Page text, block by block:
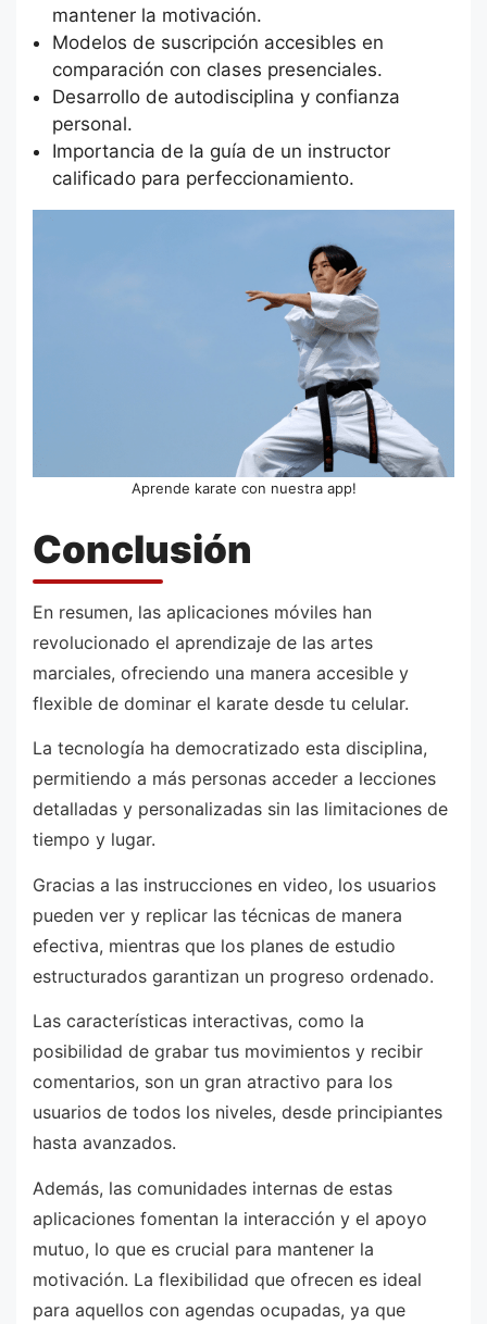
mantener la motivación.
Modelos de suscripción accesibles en
comparación con clases presenciales.
Desarrollo de autodisciplina y confianza
personal.
Importancia de la guía de un instructor
calificado para perfeccionamiento.
Aprende karate con nuestra app!
Conclusión
En resumen, las aplicaciones móviles han
revolucionado el aprendizaje de las artes
marciales, ofreciendo una manera accesible y
flexible de dominar el karate desde tu celular.
La tecnología ha democratizado esta disciplina,
permitiendo a más personas acceder a lecciones
detalladas y personalizadas sin las limitaciones de
tiempo y lugar.
Gracias a las instrucciones en video, los usuarios
pueden ver y replicar las técnicas de manera
efectiva, mientras que los planes de estudio
estructurados garantizan un progreso ordenado.
Las características interactivas, como la
posibilidad de grabar tus movimientos y recibir
comentarios, son un gran atractivo para los
usuarios de todos los niveles, desde principiantes
hasta avanzados.
Además, las comunidades internas de estas
aplicaciones fomentan la interacción y el apoyo
mutuo, lo que es crucial para mantener la
motivación. La flexibilidad que ofrecen es ideal
para aquellos con agendas ocupadas, ya que